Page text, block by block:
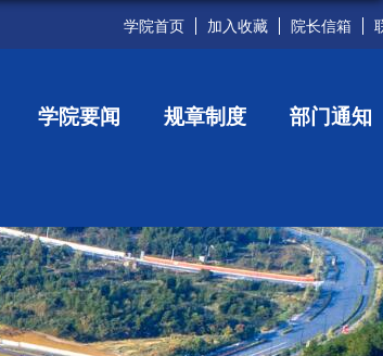
学院首页 加入收藏 院长信箱
学院要闻 规章制度 部门通知